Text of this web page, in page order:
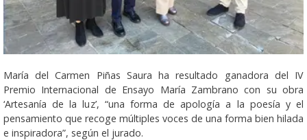
María del Carmen Piñas Saura ha resultado ganadora del IV
Premio Internacional de Ensayo María Zambrano con su obra
‘Artesanía de la luz’, “una forma de apología a la poesía y el
pensamiento que recoge múltiples voces de una forma bien hilada
e inspiradora”, según el jurado.